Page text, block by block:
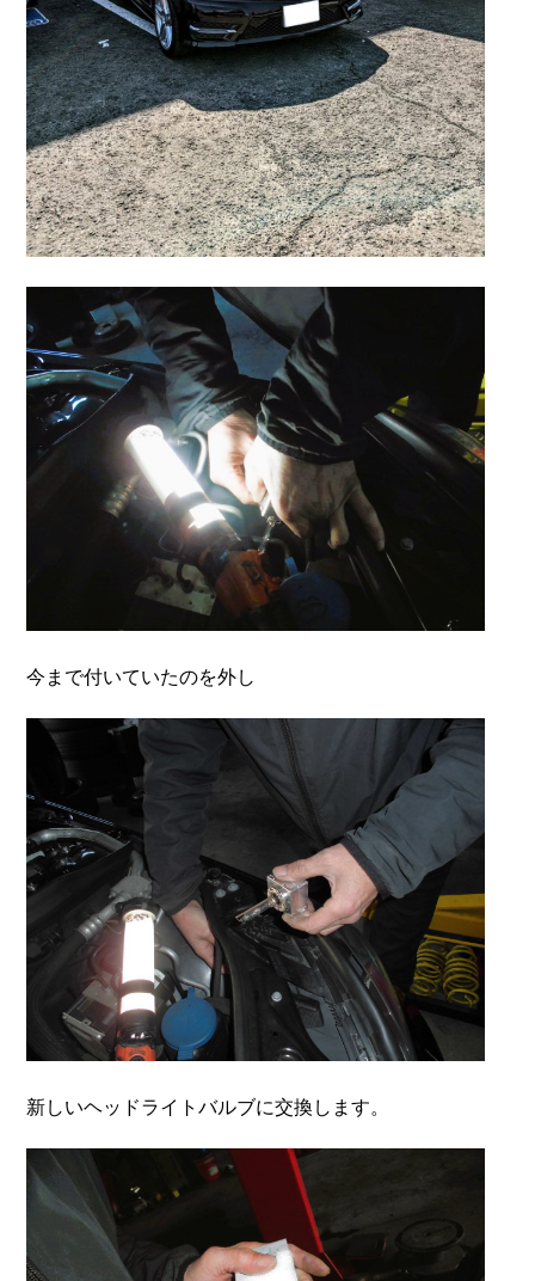
今まで付いていたのを外し
新しいヘッドライトバルブに交換します。